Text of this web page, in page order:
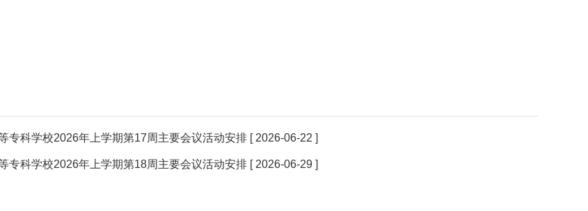
专科学校2026年上学期第17周主要会议活动安排 [ 2026-06-22 ]
专科学校2026年上学期第18周主要会议活动安排 [ 2026-06-29 ]